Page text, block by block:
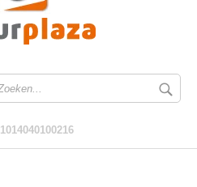
1014040100216